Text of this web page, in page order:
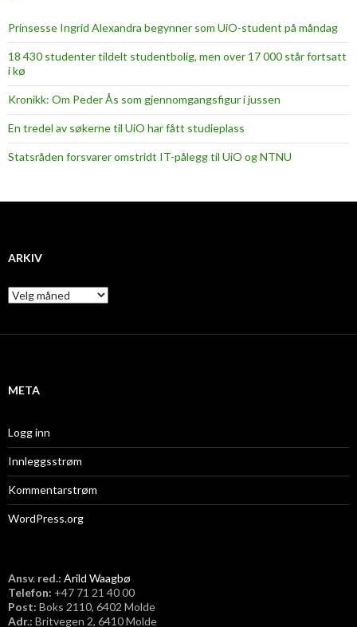
Prinsesse Ingrid Alexandra begynner som UiO-student på måndag
18 430 studenter tildelt studentbolig, men over 17 000 står fortsatt
i kø
Kronikk: Om Peder Ås som gjennomgangsfigur i jussen
En tredel av søkerne til UiO har fått studieplass
Statsråden forsvarer omstridt IT-pålegg til UiO og NTNU
ARKIV
A
r
i
META
Logg inn
Innleggsstrøm
Kommentarstrøm
WordPress.org
Ansv. red.: Arild Waagbø
Telefon: ​+47 71 21 40 00
Post: Boks 2110, 6402 Molde
Adr.: Britvegen 2, 6410 Molde